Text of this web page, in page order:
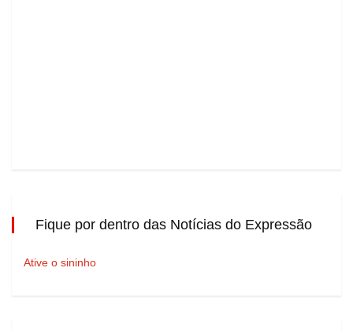
Fique por dentro das Notícias do Expressão
Ative o sininho